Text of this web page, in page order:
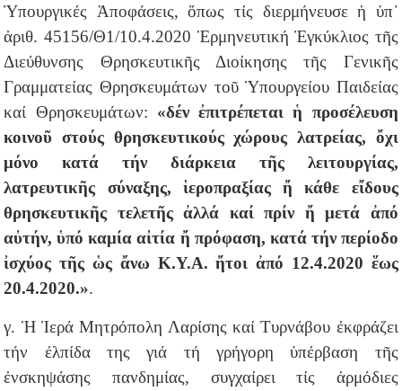
Ὑπουργικές Ἀποφάσεις, ὅπως τίς διερμήνευσε ἡ ὑπ᾽
ἀριθ. 45156/Θ1/10.4.2020 Ἑρμηνευτική Ἐγκύκλιος τῆς
Διεύθυνσης Θρησκευτικῆς Διοίκησης τῆς Γενικῆς
Γραμματείας Θρησκευμάτων τοῦ Ὑπουργείου Παιδείας
καί Θρησκευμάτων: «δέν ἐπιτρέπεται ἡ προσέλευση
κοινοῦ στούς θρησκευτικούς χώρους λατρείας, ὄχι
μόνο κατά τήν διάρκεια τῆς λειτουργίας,
λατρευτικῆς σύναξης, ἱεροπραξίας ἤ κάθε εἴδους
θρησκευτικῆς τελετῆς ἀλλά καί πρίν ἤ μετά ἀπό
αὐτήν, ὑπό καμία αἰτία ἤ πρόφαση, κατά τήν περίοδο
ἰσχύος τῆς ὡς ἄνω Κ.Υ.Α. ἤτοι ἀπό 12.4.2020 ἕως
20.4.2020.».
γ. Ἡ Ἱερά Μητρόπολη Λαρίσης καί Τυρνάβου ἐκφράζει
τήν ἐλπίδα της γιά τή γρήγορη ὑπέρβαση τῆς
ἐνσκηψάσης πανδημίας, συγχαίρει τίς ἁρμόδιες